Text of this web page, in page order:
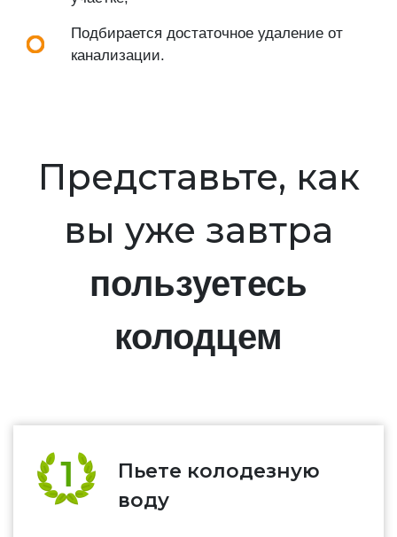
Подбирается достаточное удаление от
канализации.
Представьте, как
вы уже завтра
пользуетесь
колодцем
Пьете колодезную
воду